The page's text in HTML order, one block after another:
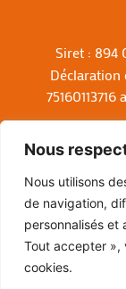
Nous
Nous utilisons
de navigation,
personnalisés et
Tout accepter »,
cookies.
Siret : 894
Déclaration
Cet
Depuis
Mentions